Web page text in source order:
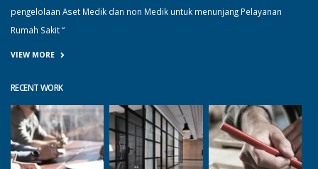
pengelolaan Aset Medik dan non Medik untuk menunjang Pelayanan
Rumah Sakit “
VIEW MORE
RECENT WORK